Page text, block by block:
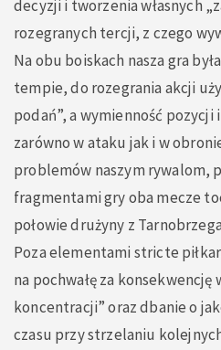
decyzji i tworzenia własnych
rozegranych tercji, z czego
Na obu boiskach nasza gra
tempie, do rozegrania akcji
podań”, a wymienność pozycji
zarówno w ataku jak i w
problemów naszym rywalom,
fragmentami gry oba mecze
połowie drużyny z
Poza elementami stricte
na pochwałę za
koncentracji” oraz dbanie o
czasu przy strzelaniu